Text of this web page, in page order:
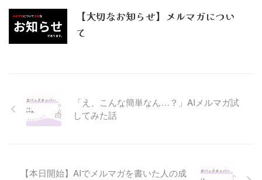
【大切なお知らせ】メルマガについ
て
「え、こんな簡単なん…？」AIメルマガ試
してみた話
【本日開始】AIでメルマガを書いた人の成